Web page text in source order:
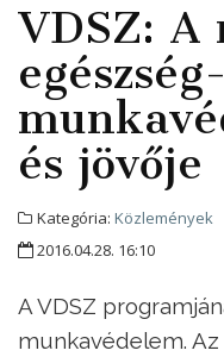
VDSZ: A
és jövője
Kategória: Közlemények
2016.04.28. 16:10
A VDSZ
munkavédelem.